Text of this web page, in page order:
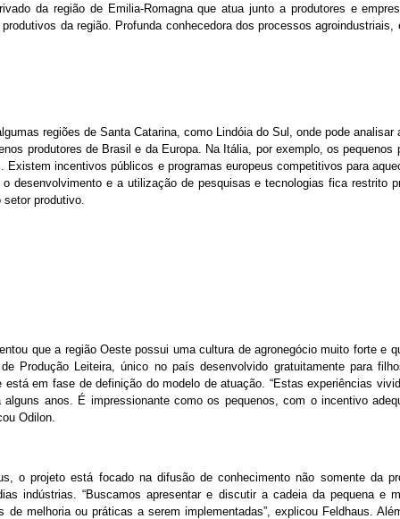
da região de Emilia-Romagna que atua junto a produtores e
da região. Profunda conhecedora dos processos
regiões de Santa Catarina, como Lindóia do Sul, onde pode
produtores de Brasil e da Europa. Na Itália, por exemplo, os pequenos
Existem incentivos públicos e programas europeus competitivos para
desenvolvimento e a utilização de pesquisas e tecnologias fica restrito
produtivo.
que a região Oeste possui uma cultura de agronegócio muito forte e
Produção Leiteira, único no país desenvolvido gratuitamente para
em fase de definição do modelo de atuação. “Estas experiências
anos. É impressionante como os pequenos, com o incentivo
Odilon.
o projeto está focado na difusão de conhecimento não somente da
indústrias. “Buscamos apresentar e discutir a cadeia da pequena e
de melhoria ou práticas a serem implementadas”, explicou Feldhaus.